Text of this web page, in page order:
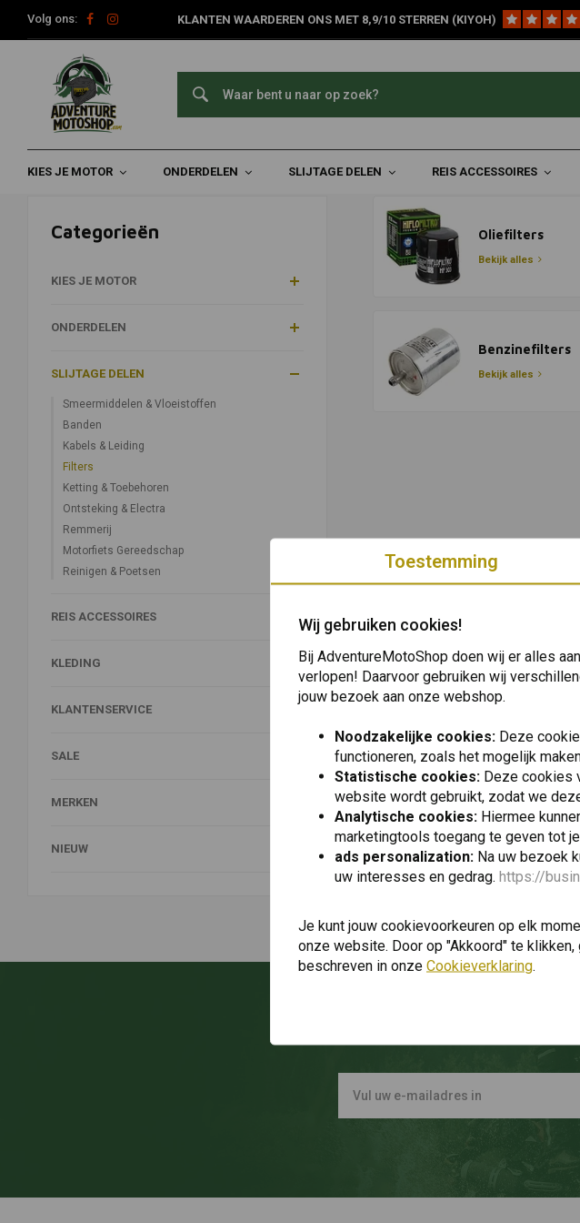
Volg ons: KLANTEN WAARDEREN ONS MET 8,9/10 STERREN (KIYOH)
KIES JE MOTOR ONDERDELEN SLIJTAGE DELEN REIS ACCESSOIRES
Filters
Home Slijtage Delen Filters
Categorieën
KIES JE MOTOR
ONDERDELEN
SLIJTAGE DELEN
Smeermiddelen & Vloeistoffen
Banden
Kabels & Leiding
Filters
Ketting & Toebehoren
Ontsteking & Electra
Remmerij
Motorfiets Gereedschap
Reinigen & Poetsen
REIS ACCESSOIRES
KLEDING
KLANTENSERVICE
SALE
MERKEN
NIEUW
Oliefilters
Bekijk alles
Benzinefilters
Bekijk alles
Op de hoogte
Toestemming
Wij gebruiken cookies!
Bij AdventureMotoShop doen wij er alles
verlopen! Daarvoor gebruiken wij
jouw bezoek aan onze webshop.
Noodzakelijke cookies: Deze
functioneren, zoals het mogelijk
Statistische cookies: Deze cookies
website wordt gebruikt, zodat we
Analytische cookies: Hiermee
marketingtools toegang te geven tot
ads personalization: Na uw bezoek
uw interesses en gedrag. https://
Je kunt jouw cookievoorkeuren op elk
onze website. Door op "Akkoord" te
beschreven in onze Cookieverklaring.